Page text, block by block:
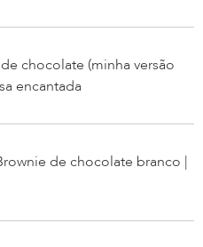
chocolate (minha versão
encantada
de chocolate branco |